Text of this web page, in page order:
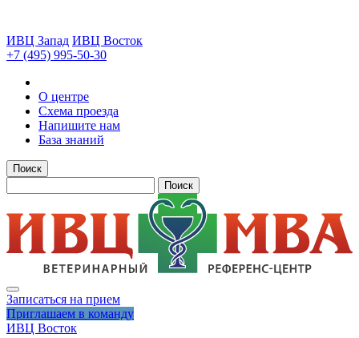
ИВЦ Запад ИВЦ Восток
+7 (495) 995-50-30
О центре
Схема проезда
Напишите нам
База знаний
Поиск
Поиск
Записаться на прием
Приглашаем в команду
ИВЦ Восток